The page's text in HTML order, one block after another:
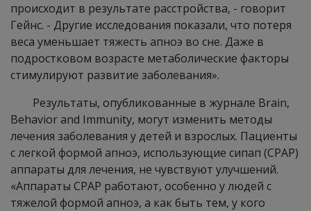
происходит в результате расстройства, - говорит
Гейнс. - Другие исследования показали, что потеря
веса уменьшает тяжесть апноэ во сне. Даже в
подростковом возрасте метаболические факторы
стимулируют развитие заболевания».
Результаты, опубликованные в журнале Brain,
Behavior and Immunity, могут изменить методы
лечения заболевания у детей и взрослых. Пациенты
с легкой формой апноэ, использующие сипап (CPAP)
аппараты для лечения, не чувствуют улучшений.
«Аппараты CPAP работают, особенно у людей с
тяжелой формой апноэ, а как быть тем, у кого